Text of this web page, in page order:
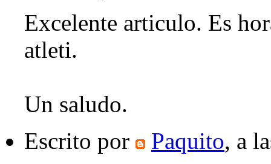
Excelente articulo. Es
atleti.
Un saludo.
Escrito por
Paquito, a